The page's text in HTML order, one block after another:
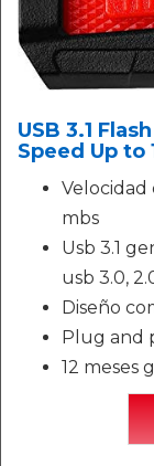
USB 3.1
Speed Up to
Velocidad
mbs
Usb 3.1
usb 3.0,
Diseño
Plug and
12 meses